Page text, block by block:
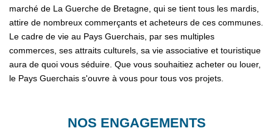
Partenaires
CONTACT
marché de La Guerche de Bretagne, qui se tient tous les mardis,
attire de nombreux commerçants et acheteurs de ces communes.
Le cadre de vie au Pays Guerchais, par ses multiples
commerces, ses attraits culturels, sa vie associative et touristique
aura de quoi vous séduire. Que vous souhaitiez acheter ou louer,
le Pays Guerchais s'ouvre à vous pour tous vos projets.
NOS ENGAGEMENTS